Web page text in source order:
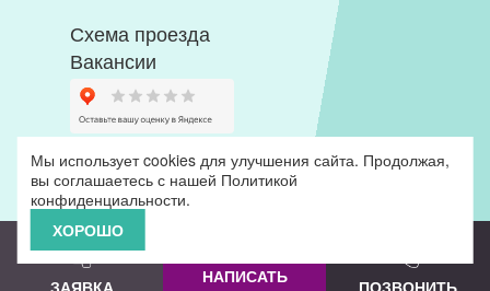
Схема проезда
Вакансии
ЗАЯВКА
НАПИСАТЬ
ПОЗВОНИТЬ
Мы использует cookies для улучшения сайта. Продолжая,
вы соглашаетесь с нашей Политикой
конфиденциальности.
ХОРОШО